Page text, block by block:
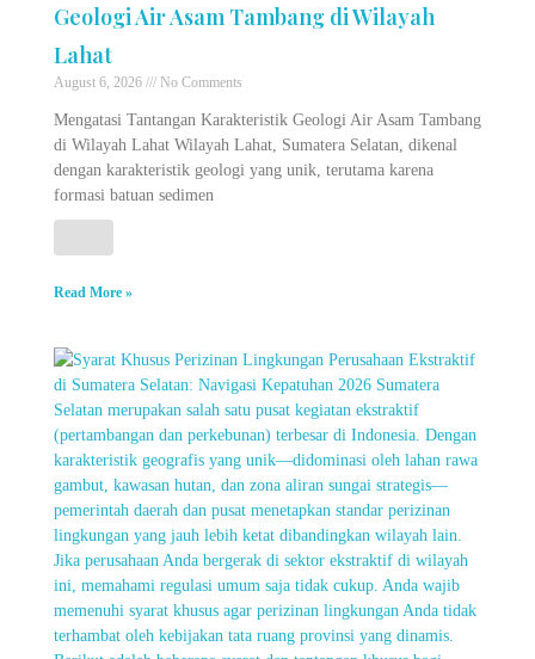
Geologi Air Asam Tambang di Wilayah
Lahat
August 6, 2026 No Comments
Mengatasi Tantangan Karakteristik Geologi Air Asam Tambang
di Wilayah Lahat Wilayah Lahat, Sumatera Selatan, dikenal
dengan karakteristik geologi yang unik, terutama karena
formasi batuan sedimen
Read More »